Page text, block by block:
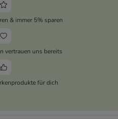
& immer 5% sparen
vertrauen uns bereits
für dich